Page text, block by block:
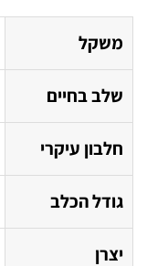
משקל
שלב בחיים
חלבון עיקרי
גודל הכלב
יצרן